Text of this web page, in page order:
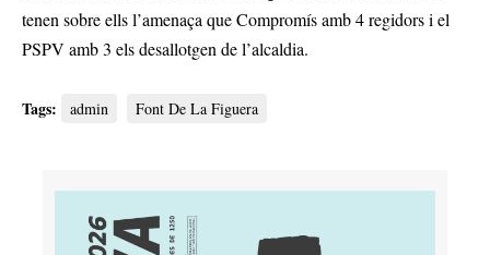
tenen sobre ells l’amenaça que Compromís amb 4 regidors i el
PSPV amb 3 els desallotgen de l’alcaldia.
Tags: admin Font De La Figuera